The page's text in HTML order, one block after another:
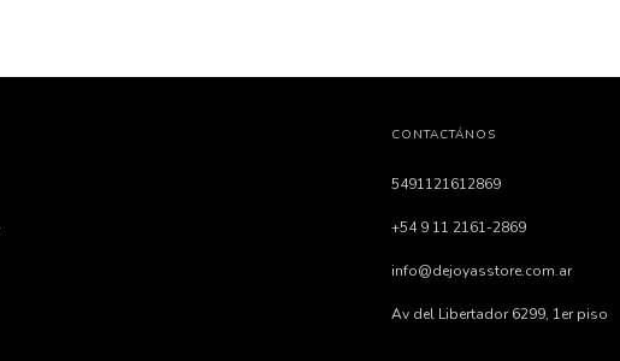
CONTACTÁNOS
5491121612869
+54 9 11 2161-2869
info@dejoyasstore.com.ar
Av del Libertador 6299, 1er piso